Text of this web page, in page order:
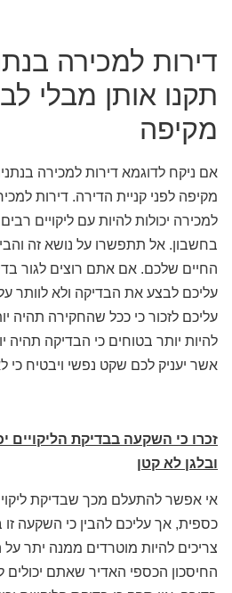
דירות למכירה
תקנו אותן מבלי
מקיפה
אם ניקח לדוגמא דירות למכירה
מקיפה לפני קניית הדירה. דירות
למכירה יכולות להיות עם ליקויים
בחשבון. אל תתפשרו על נושא זה
החיים שלכם. אם אתם רוצים לגור
עליכם לבצע את הבדיקה ולא לוותר
עליכם לזכור כי ככל שהחקירה תהיה
להיות יותר בטוחים כי הבדיקה תהיה
אשר יעניק לכם שקט נפשי ויבטיח כי
זכרו כי השקעה בבדיקת הליקויים
ובלגן לא קטן
אי אפשר להתעלם מכך שבדיקת
כספית, אך עליכם להבין כי השקעה
צריכים להיות מוטרדים ממנה יתר
החיסכון הכספי האדיר שאתם יכולים